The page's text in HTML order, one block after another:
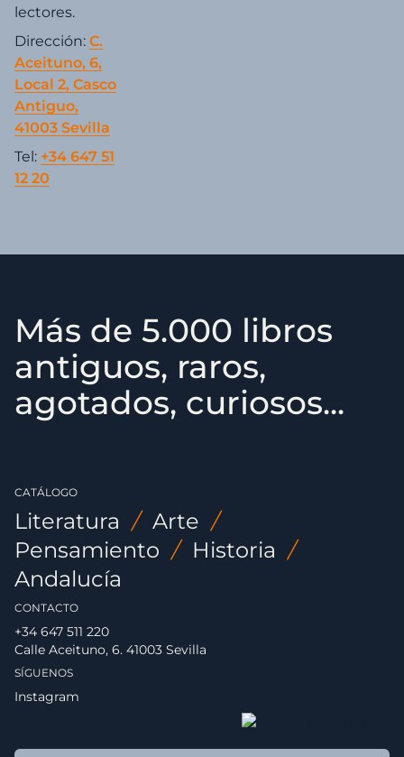
lectores.
Dirección: C.
Aceituno, 6,
Local 2, Casco
Antiguo,
41003 Sevilla
Tel: +34 647 51
12 20
Más de 5.000 libros
antiguos, raros,
agotados, curiosos...
CATÁLOGO
Literatura / Arte /
Pensamiento / Historia /
Andalucía
CONTACTO
+34 647 511 220
Calle Aceituno, 6. 41003 Sevilla
SÍGUENOS
Instagram